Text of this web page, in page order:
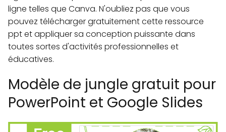
ligne telles que Canva. N'oubliez pas que vous
pouvez télécharger gratuitement cette ressource
ppt et appliquer sa conception puissante dans
toutes sortes d'activités professionnelles et
éducatives.
Modèle de jungle gratuit pour
PowerPoint et Google Slides